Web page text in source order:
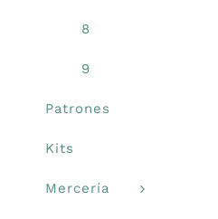
8
9
Patrones
Kits
Mercería